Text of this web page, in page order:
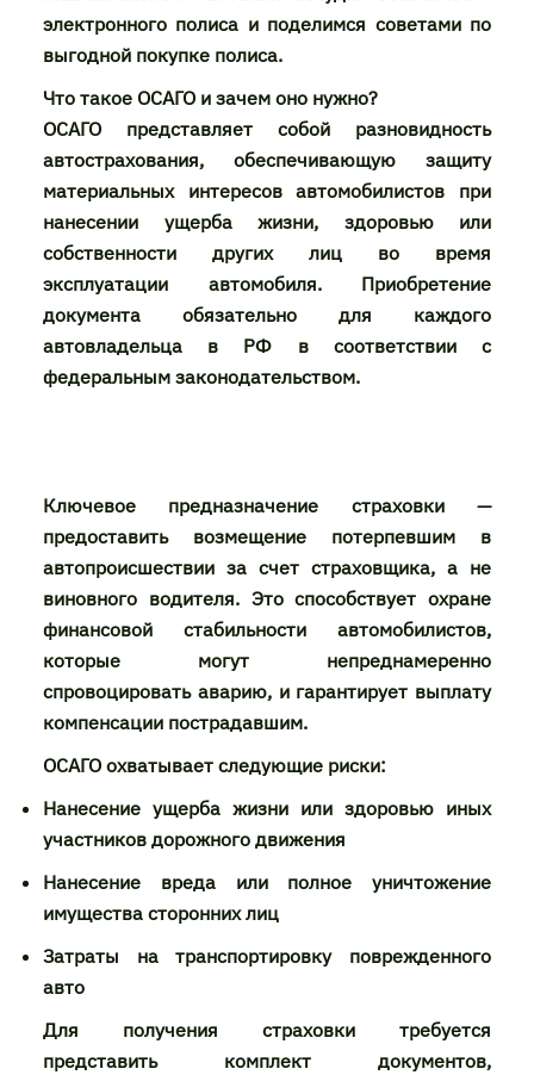
электронного полиса и поделимся советами по
выгодной покупке полиса.
Что такое ОСАГО и зачем оно нужно?
ОСАГО представляет собой разновидность
автострахования, обеспечивающую защиту
материальных интересов автомобилистов при
нанесении ущерба жизни, здоровью или
собственности других лиц во время
эксплуатации автомобиля. Приобретение
документа обязательно для каждого
автовладельца в РФ в соответствии с
федеральным законодательством.
Ключевое предназначение страховки —
предоставить возмещение потерпевшим в
автопроисшествии за счет страховщика, а не
виновного водителя. Это способствует охране
финансовой стабильности автомобилистов,
которые могут непреднамеренно
спровоцировать аварию, и гарантирует выплату
компенсации пострадавшим.
ОСАГО охватывает следующие риски:
Нанесение ущерба жизни или здоровью иных
участников дорожного движения
Нанесение вреда или полное уничтожение
имущества сторонних лиц
Затраты на транспортировку поврежденного
авто
Для получения страховки требуется
представить комплект документов,